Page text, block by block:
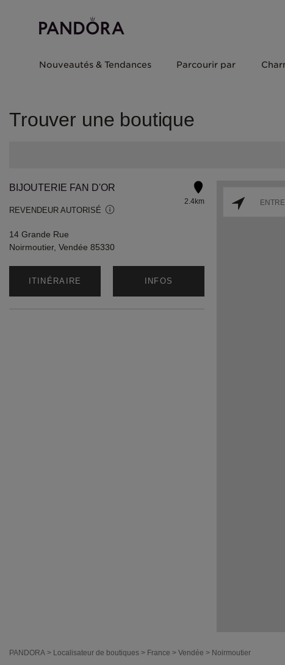
Nouveautés & Tendances Parcourir par
Trouver une boutique
BIJOUTERIE FAN D'OR
REVENDEUR AUTORISÉ
2.4km
14 Grande Rue
Noirmoutier, Vendée 85330
ITINÉRAIRE INFOS
PANDORA > Localisateur de boutiques > France > Vendée > Noirmoutier